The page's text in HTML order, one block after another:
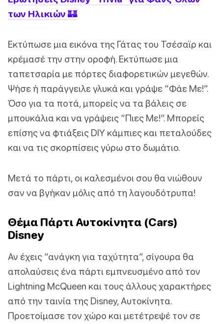
των Ηλικιών 🏰
Εκτύπωσε μια εικόνα της Γάτας του Τσέσαϊρ και
κρέμασέ την στην οροφή. Εκτύπωσε μια
ταπετσαρία με πόρτες διαφορετικών μεγεθών.
Ψήσε ή παράγγειλε γλυκά και γράψε “Φάε Με!”.
Όσο για τα ποτά, μπορείς να τα βάλεις σε
μπουκάλια και να γράψεις “Πιες Με!”. Μπορείς
επίσης να φτιάξεις DIY κάμπιες και πεταλούδες
και να τις σκορπίσεις γύρω στο δωμάτιο.
Μετά το πάρτι, οι καλεσμένοι σου θα νιώθουν
σαν να βγήκαν μόλις από τη λαγουδότρυπα!
Θέμα Πάρτι Αυτοκίνητα (Cars)
Disney
Αν έχεις “ανάγκη για ταχύτητα”, σίγουρα θα
απολαύσεις ένα πάρτι εμπνευσμένο από τον
Lightning McQueen και τους άλλους χαρακτήρες
από την ταινία της Disney, Αυτοκίνητα.
Προετοίμασε τον χώρο και μετέτρεψέ τον σε